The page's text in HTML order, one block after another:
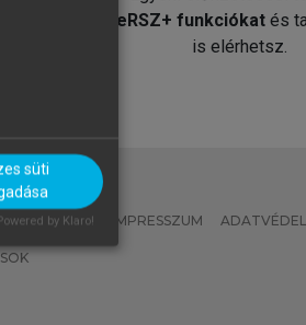
MeRSZ+ funkciókat és
is elérhetsz.
IRÁNYELVEK IMPRESSZUM
süti
Powered by Klaro!